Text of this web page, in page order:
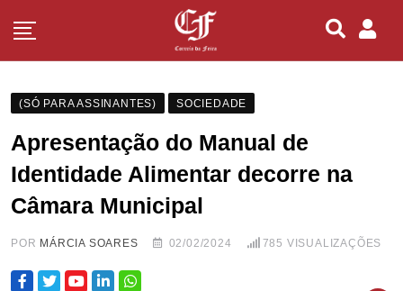
(SÓ PARA ASSINANTES) SOCIEDADE
Apresentação do Manual de
Identidade Alimentar decorre na
Câmara Municipal
POR MÁRCIA SOARES 02/02/2024 785 VISUALIZAÇÕES